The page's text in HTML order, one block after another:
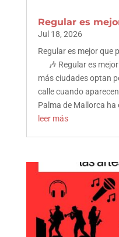
Regular es
Jul 18, 2026
Regular es mejor
🎶 Regular es
más ciudades optan
calle cuando
Palma de Mallorca
leer más